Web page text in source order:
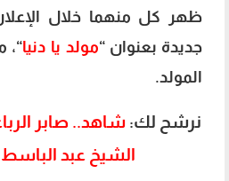
ظهر كل منهما خلال
جديدة بعنوان “مولد يا دنيا“،
المولد.
نرشح لك:شاهد.. صابر
الشيخ عبد